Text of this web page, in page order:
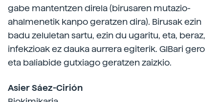
gabe mantentzen direla (birusaren mutazio-
ahalmenetik kanpo geratzen dira). Birusak ezin
badu zeluletan sartu, ezin du ugaritu, eta, beraz,
infekzioak ez dauka aurrera egiterik. GIBari gero
eta baliabide gutxiago geratzen zaizkio.
Asier Sáez-Cirión